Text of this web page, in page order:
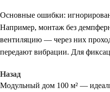
Основные ошибки:
Например, монтаж без
вентиляцию — через них
передают вибрации. Для
Назад
Модульный дом 100 м² —